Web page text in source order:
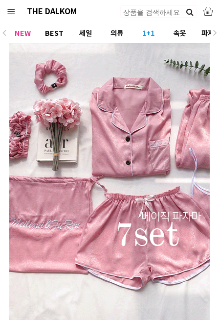
THE DALKOM
NEW BEST 세일 의류 1+1 속옷
파자
ACC